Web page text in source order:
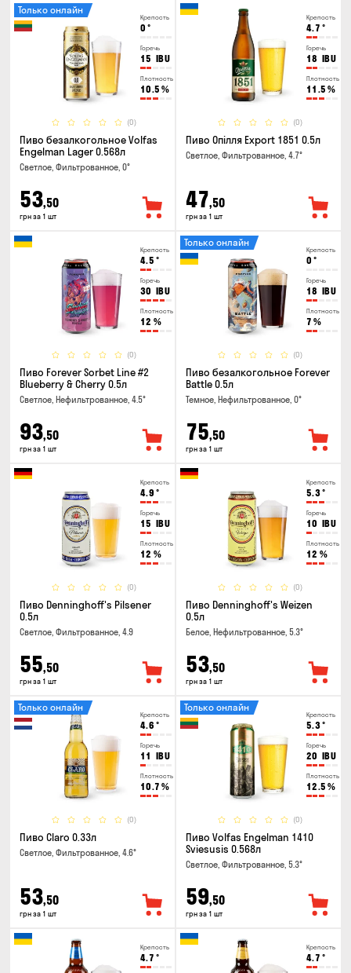
Крепость
0 °
Горечь
15 IBU
Плотность
10.5 %
(0)
Только онлайн
Пиво безалкогольное Volfas
Engelman Lager 0.568л
Светлое, Фильтрованное, 0°
53,50
грн за 1 шт
Крепость
4.7 °
Горечь
18 IBU
Плотность
11.5 %
(0)
Пиво Опілля Export 1851 0.5л
Светлое, Фильтрованное, 4.7°
47,50
грн за 1 шт
Крепость
4.5 °
Горечь
30 IBU
Плотность
12 %
(0)
Пиво Forever Sorbet Line #2
Blueberry & Cherry 0.5л
Светлое, Нефильтрованное, 4.5°
93,50
грн за 1 шт
Крепость
0 °
Горечь
18 IBU
Плотность
7 %
(0)
Только онлайн
Пиво безалкогольное Forever
Battle 0.5л
Темное, Нефильтрованное, 0°
75,50
грн за 1 шт
Крепость
4.9 °
Горечь
15 IBU
Плотность
12 %
(0)
Пиво Denninghoff's Pilsener
0.5л
Светлое, Фильтрованное, 4.9
55,50
грн за 1 шт
Крепость
5.3°
Горечь
10 IBU
Плотность
12 %
(0)
Пиво Denninghoff's Weizen
0.5л
Белое, Нефильтрованное, 5.3°
53,50
грн за 1 шт
Крепость
4.6 °
Горечь
11 IBU
Плотность
10.7 %
(0)
Только онлайн
Пиво Claro 0.33л
Светлое, Фильтрованное, 4.6°
53,50
грн за 1 шт
Крепость
5.3°
Горечь
20 IBU
Плотность
12.5 %
(0)
Только онлайн
Пиво Volfas Engelman 1410
Sviesusis 0.568л
Светлое, Фильтрованное, 5.3°
59,50
грн за 1 шт
Крепость
4.7 °
Крепость
4.7 °